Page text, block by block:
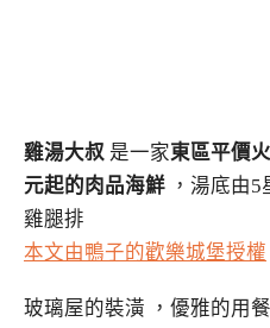
雞湯大叔 是一家東區平價
元起的肉品海鮮 ，湯底由
雞腿排
本文由鴨子的歡樂城堡授權
玻璃屋的裝潢 ，優雅的用